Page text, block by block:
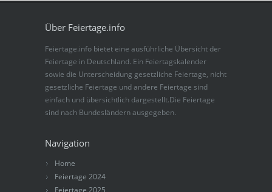
Über Feiertage.info
Feiertage.info bietet eine ausführliche Übersicht der
Feiertage in Deutschland. Ein Feiertagskalender
sowie die Unterscheidung gesetzliche Feiertage, nicht
gesetzliche Feiertage und andere Feiertage sind
einfach und übersichtlich dargestellt.Die Feiertage
sind nach Bundesländern ausgegeben.
Navigation
Home
Feiertage 2024
Feiertage 2025